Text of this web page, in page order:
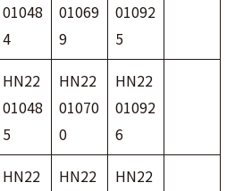
01048
4
01069
9
01092
5
HN22
01048
5
HN22
01070
0
HN22
01092
6
HN22
HN22
HN22